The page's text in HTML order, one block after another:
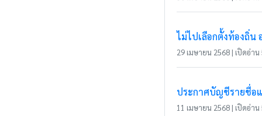
ไม่ไปเลือกตั้งท้องถิ่น
29 เมษายน 2568 | เปิดอ่าน
ประกาศบัญชีรายชื่อ
11 เมษายน 2568 | เปิดอ่าน